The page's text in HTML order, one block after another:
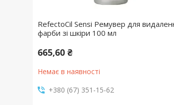
RefectoCil Sensi Ремувер для
фарби зі шкіри 100 мл
665,60 ₴
Немає в наявності
+380 (67) 351-15-62